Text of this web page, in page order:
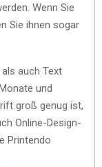
Wenn Sie
Sie ihnen sogar
auch Text
und
groß genug ist,
Online-Design-
Printendo